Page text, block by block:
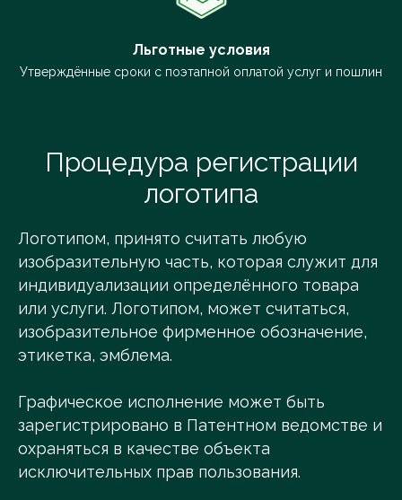
Льготные условия
Утверждённые сроки с поэтапной оплатой услуг и пошлин
Процедура регистрации
логотипа
Логотипом, принято считать любую
изобразительную часть, которая служит для
индивидуализации определённого товара
или услуги. Логотипом, может считаться,
изобразительное фирменное обозначение,
этикетка, эмблема.
Графическое исполнение может быть
зарегистрировано в Патентном ведомстве и
охраняться в качестве объекта
исключительных прав пользования.